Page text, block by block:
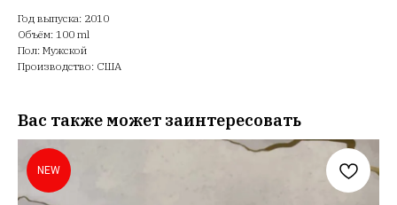
Год выпуска: 2010
Объём: 100 ml
Пол: Мужской
Производство: США
Вас также может заинтересовать
NEW